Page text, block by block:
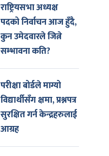
राष्ट्रियसभा अध्यक्ष
पदको निर्वाचन आज हुँदै,
कुन उमेदवारले जित्ने
सम्भावना कति?
परीक्षा बोर्डले माग्यो
विद्यार्थीसँग क्षमा, प्रश्नपत्र
सुरक्षित गर्न केन्द्रहरुलाई
आग्रह